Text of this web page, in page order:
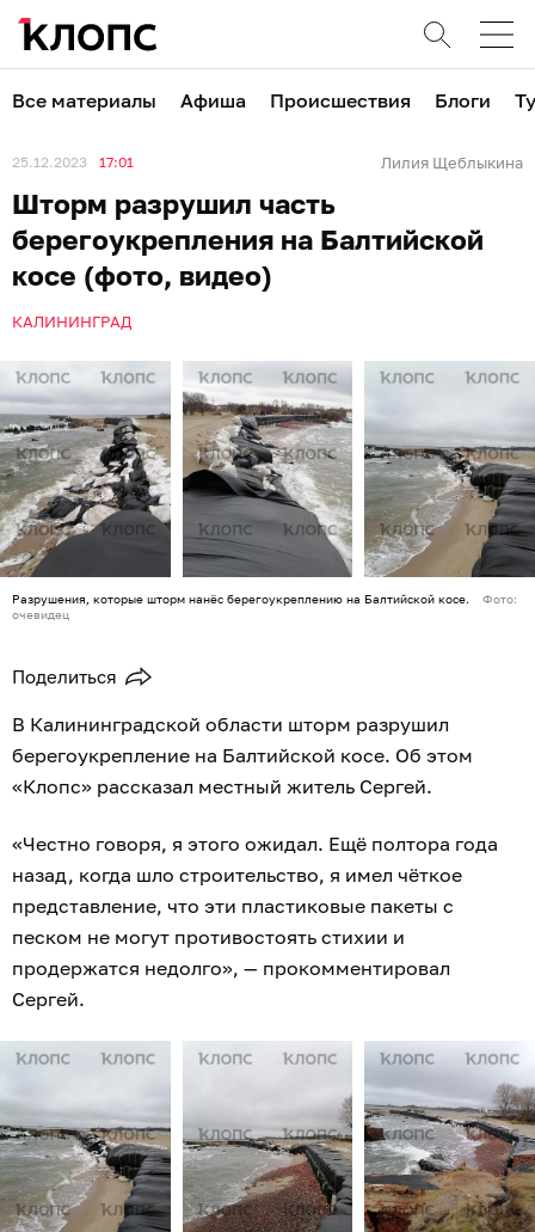
Все материалы Афиша Происшествия Блоги
25.12.2023 17:01 Лилия Щеблыкина
Шторм разрушил часть
берегоукрепления на Балтийской
косе (фото, видео)
КАЛИНИНГРАД
Разрушения, которые шторм нанёс берегоукреплению на Балтийской косе.
Фото:
очевидец
Поделиться
В Калининградской области шторм разрушил
берегоукрепление на Балтийской косе. Об этом
«Клопс» рассказал местный житель Сергей.
«Честно говоря, я этого ожидал. Ещё полтора года
назад, когда шло строительство, я имел чёткое
представление, что эти пластиковые пакеты с
песком не могут противостоять стихии и
продержатся недолго», — прокомментировал
Сергей.